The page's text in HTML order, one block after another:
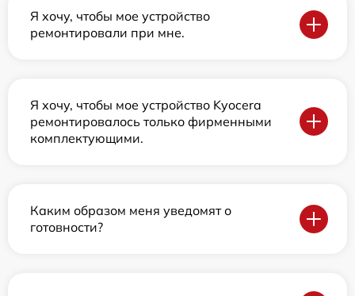
Я хочу, чтобы мое устройство
ремонтировали при мне.
Я хочу, чтобы мое устройство Kyocera
ремонтировалось только фирменными
комплектующими.
Каким образом меня уведомят о
готовности?